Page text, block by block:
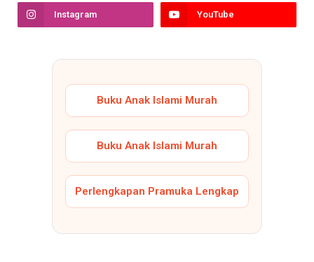
Instagram YouTube
Buku Anak Islami Murah
Buku Anak Islami Murah
Perlengkapan Pramuka Lengkap